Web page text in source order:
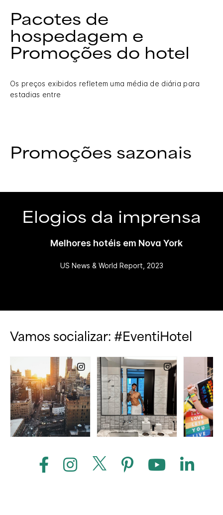
Pacotes de
hospedagem e
Promoções do hotel
Os preços exibidos refletem uma média de diária para
estadias entre
Promoções sazonais
Elogios da imprensa
Melhores hotéis em Nova York
US News & World Report, 2023
Vamos socializar: #EventiHotel